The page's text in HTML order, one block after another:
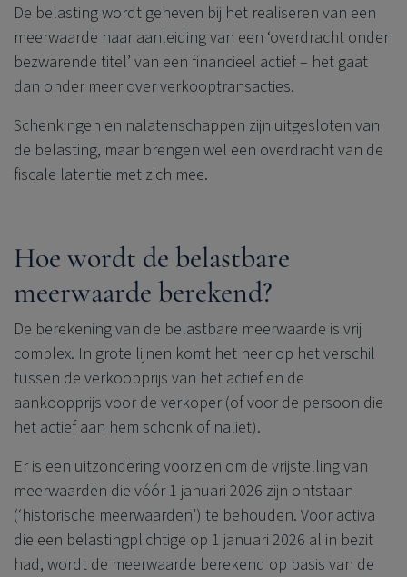
De belasting wordt geheven bij het realiseren van een
meerwaarde naar aanleiding van een ‘overdracht onder
bezwarende titel’ van een financieel actief – het gaat
dan onder meer over verkooptransacties.
Schenkingen en nalatenschappen zijn uitgesloten van
de belasting, maar brengen wel een overdracht van de
fiscale latentie met zich mee.
Hoe wordt de belastbare
meerwaarde berekend?
De berekening van de belastbare meerwaarde is vrij
complex. In grote lijnen komt het neer op het verschil
tussen de verkoopprijs van het actief en de
aankoopprijs voor de verkoper (of voor de persoon die
het actief aan hem schonk of naliet).
Er is een uitzondering voorzien om de vrijstelling van
meerwaarden die vóór 1 januari 2026 zijn ontstaan
(‘historische meerwaarden’) te behouden. Voor activa
die een belastingplichtige op 1 januari 2026 al in bezit
had, wordt de meerwaarde berekend op basis van de